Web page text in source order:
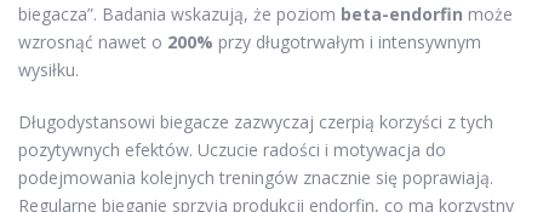
biegacza”. Badania wskazują, że poziom beta-endorfin może
wzrosnąć nawet o 200% przy długotrwałym i intensywnym
wysiłku.
Długodystansowi biegacze zazwyczaj czerpią korzyści z tych
pozytywnych efektów. Uczucie radości i motywacja do
podejmowania kolejnych treningów znacznie się poprawiają.
Regularne bieganie sprzyja produkcji endorfin, co ma korzystny